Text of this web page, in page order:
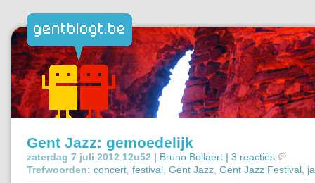
Gent Jazz: gemoedelijk
zaterdag 7 juli 2012 12u52 | Bruno Bollaert | 3 reacties
Trefwoorden: concert festival Gent Jazz Gent Jazz Festival